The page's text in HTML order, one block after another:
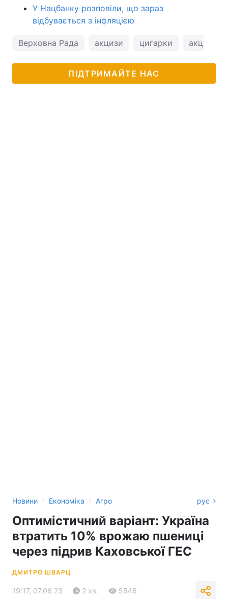
У Нацбанку розповіли, що зараз
відбувається з інфляцією
Верховна Рада акцизи цигарки акциз на
ПІДТРИМАЙТЕ НАС
Новини › Економіка › Агро рус
Оптимістичний варіант: Україна
втратить 10% врожаю пшениці
через підрив Каховської ГЕС
ДМИТРО ШВАРЦ
19:17, 07.06.23 2 хв. 5546